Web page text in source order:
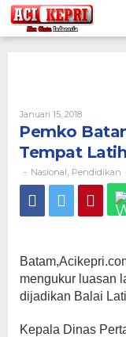
Lewati
ke
konten
Januari 15, 2018Oleh
Pemko
Tempat
- Nasional Pendidikan
mengukur luasan
dijadikan Balai
Kepala Dinas